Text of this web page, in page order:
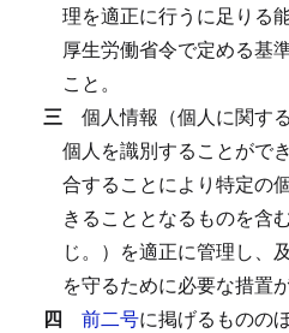
理を適正に行うに足りる
厚生労働省令で定める基
こと。
三 個人情報（個人に関す
個人を識別することがで
合することにより特定の
きることとなるものを含
じ。）を適正に管理し、
を守るために必要な措置
四 前二号に掲げるものの